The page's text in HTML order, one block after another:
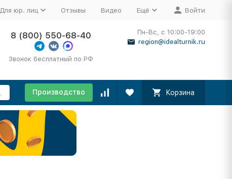
Для юр. лиц Отзывы Видео Ещё Войти
8 (800) 550-68-40
Звонок бесплатный по РФ
Пн-Вс, с 10:00-19:00
region@idealturnik.ru
Производство Корзина